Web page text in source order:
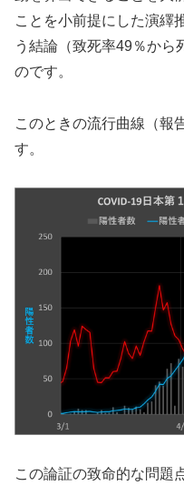
ことを小前提にした演繹
う結論（致死率49％から
のです。
このときの流行曲線（報
す。
この論証の致命的な問題